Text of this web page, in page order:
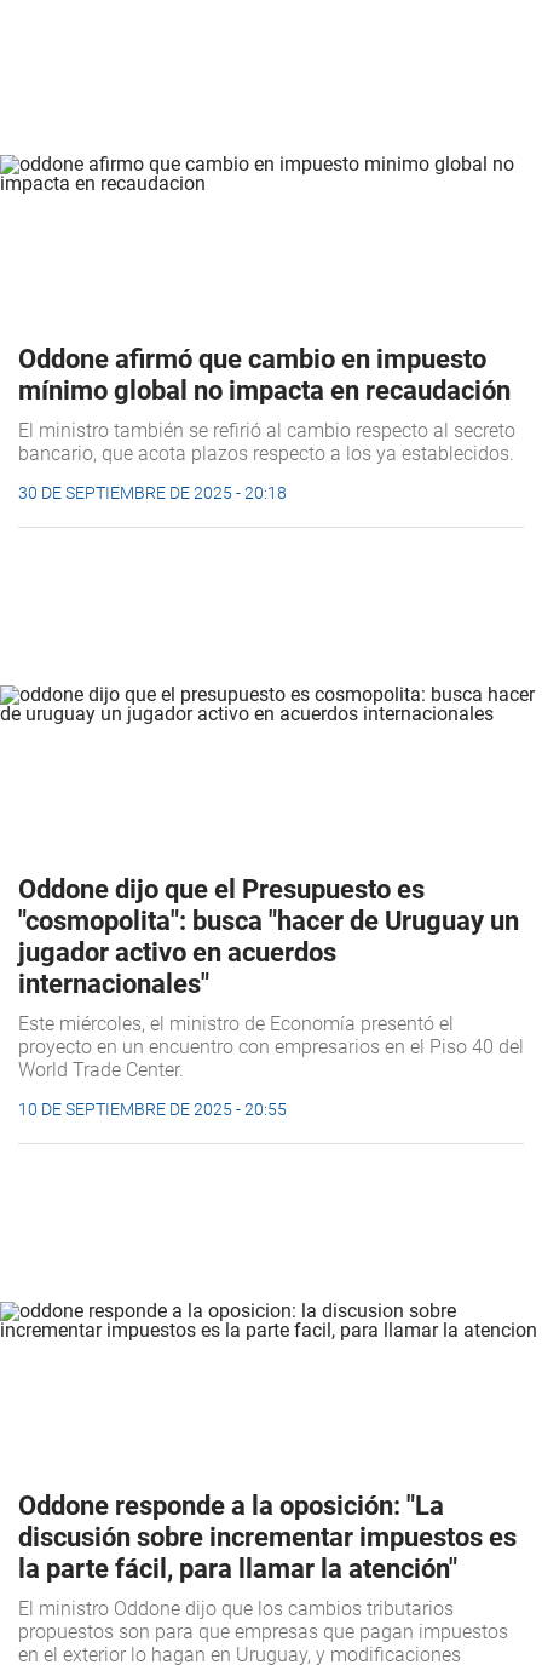
Oddone afirmó que cambio en impuesto
mínimo global no impacta en recaudación
El ministro también se refirió al cambio respecto al secreto
bancario, que acota plazos respecto a los ya establecidos.
30 DE SEPTIEMBRE DE 2025 - 20:18
Oddone dijo que el Presupuesto es
"cosmopolita": busca "hacer de Uruguay un
jugador activo en acuerdos
internacionales"
Este miércoles, el ministro de Economía presentó el
proyecto en un encuentro con empresarios en el Piso 40 del
World Trade Center.
10 DE SEPTIEMBRE DE 2025 - 20:55
Oddone responde a la oposición: "La
discusión sobre incrementar impuestos es
la parte fácil, para llamar la atención"
El ministro Oddone dijo que los cambios tributarios
propuestos son para que empresas que pagan impuestos
en el exterior lo hagan en Uruguay, y modificaciones